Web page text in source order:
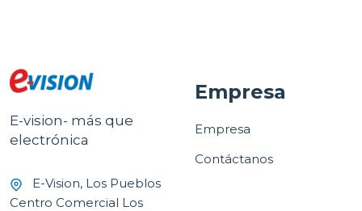
E-vision- más que
electrónica
E-Vision, Los Pueblos
Centro Comercial Los
Empresa
Empresa
Contáctanos